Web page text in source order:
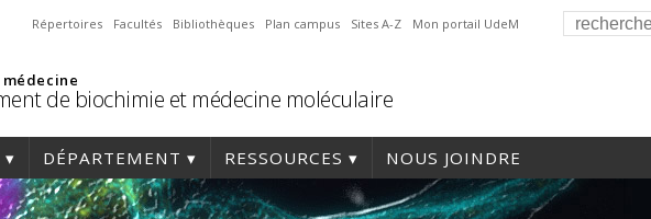
Répertoires Facultés Bibliothèques Plan campus Sites A-Z Mon portail UdeM
de biochimie et médecine moléculaire
DÉPARTEMENT RESSOURCES NOUS JOINDRE